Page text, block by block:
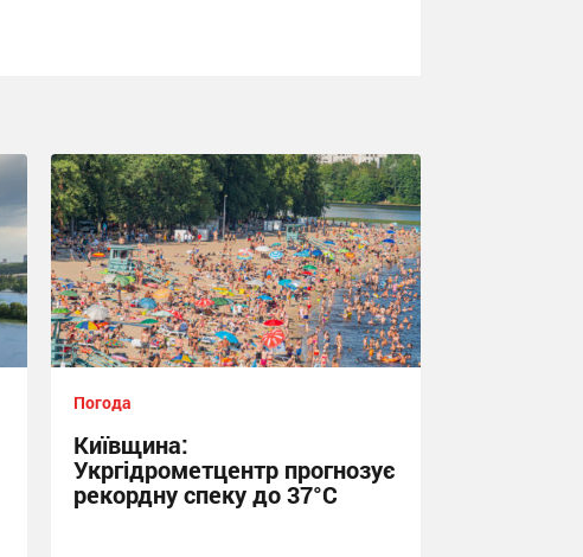
Погода
Київщина:
Укргідрометцентр прогнозує
рекордну спеку до 37°C